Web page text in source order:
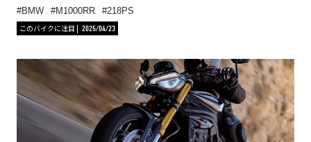
BMW M1000RR
218PS
このバイクに注目
2025/04/23